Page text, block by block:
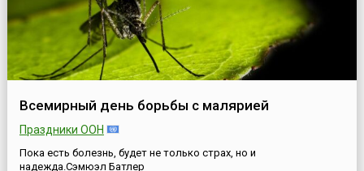
Всемирный день борьбы с малярией
Праздники ООН
Пока есть болезнь, будет не только страх, но и
надежда.Сэмюэл Батлер